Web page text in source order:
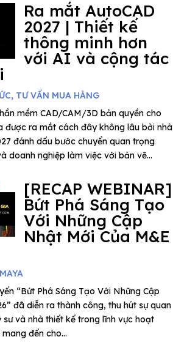
Ra mắt AutoCAD
2027 | Thiết kế
thông minh hơn
với AI và cộng tác
, TƯ VẤN MUA HÀNG
mềm CAD/CAM/3D bản quyền cho
được ra mắt cách đây không lâu bởi nhà
đánh dấu bước chuyển quan trọng
doanh nghiệp làm việc với bản vẽ...
[RECAP WEBINAR]
Bứt Phá Sáng Tạo
Với Những Cập
Nhật Mới Của M&E
MAYA
“Bứt Phá Sáng Tạo Với Những Cập
đã diễn ra thành công, thu hút sự quan
và nhà thiết kế trong lĩnh vực hoạt
đến cho...